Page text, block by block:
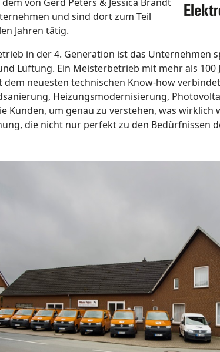
und sind dort zum Teil
Jahren tätig.
in der 4. Generation ist das Unternehmen
Lüftung. Ein Meisterbetrieb mit mehr als 100
dem neuesten technischen Know-how
Heizungsmodernisierung,
Kunden, um genau zu verstehen, was
die nicht nur perfekt zu den Bedürfnissen